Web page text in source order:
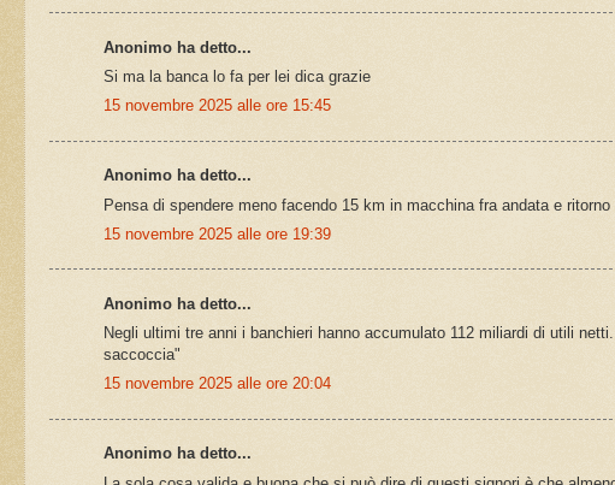
Anonimo ha detto...
Si ma la banca lo fa per lei dica grazie
15 novembre 2025 alle ore 15:45
Anonimo ha detto...
Pensa di spendere meno facendo 15 km in macchina fra andata e
15 novembre 2025 alle ore 19:39
Anonimo ha detto...
Negli ultimi tre anni i banchieri hanno accumulato 112 miliardi di utili
saccoccia"
15 novembre 2025 alle ore 20:04
Anonimo ha detto...